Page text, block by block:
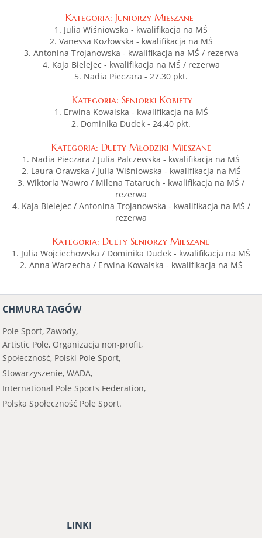
Kategoria: Juniorzy Mieszane
1. Julia Wiśniowska - kwalifikacja na MŚ
2. Vanessa Kozłowska - kwalifikacja na MŚ
3. Antonina Trojanowska - kwalifikacja na MŚ / rezerwa
4. Kaja Bielejec - kwalifikacja na MŚ / rezerwa
5. Nadia Pieczara - 27.30 pkt.
Kategoria: Seniorki Kobiety
1. Erwina Kowalska - kwalifikacja na MŚ
2. Dominika Dudek - 24.40 pkt.
Kategoria: Duety Młodziki Mieszane
1. Nadia Pieczara / Julia Palczewska - kwalifikacja na MŚ
2. Laura Orawska / Julia Wiśniowska - kwalifikacja na MŚ
3. Wiktoria Wawro / Milena Tataruch - kwalifikacja na MŚ /
rezerwa
4. Kaja Bielejec / Antonina Trojanowska - kwalifikacja na MŚ /
rezerwa
Kategoria: Duety Seniorzy Mieszane
1. Julia Wojciechowska / Dominika Dudek - kwalifikacja na MŚ
2. Anna Warzecha / Erwina Kowalska - kwalifikacja na MŚ
CHMURA TAGÓW
Pole Sport, Zawody,
Artistic Pole, Organizacja non-profit,
Społeczność, Polski Pole Sport,
Stowarzyszenie, WADA,
International Pole Sports Federation,
Polska Społeczność Pole Sport.
LINKI